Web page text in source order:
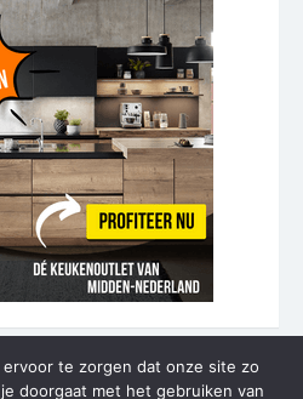
te zorgen dat onze site zo
doorgaat met het gebruiken van